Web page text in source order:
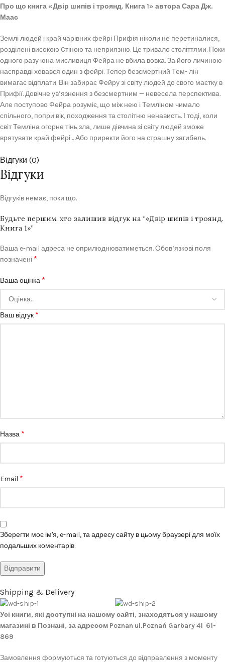
Про що книга «Двір шипів і троянд. Книга 1» автора Сара Дж.
Маас
Землі людей і край чарівних фейрі Прифія ніколи не перетиналися,
розділені високою Cтіною та неприязню. Це тривало століттями. Поки
одного разу юна мисливиця Фейра не вбила вовка. За його личиною
насправді ховався один з фейрі. Тепер безсмертний Тем- лін
вимагає відплати. Він забирає Фейру зі світу людей до свого маєтку в
Прифії. Довічне ув’язнення з безсмертним — невесела перспектива.
Але поступово Фейра розуміє, що між нею і Темліном чимало
спільного, попри вік, походження та столітню ненависть. І тоді, коли
світ Темліна огорне тінь зла, лише дівчина зі світу людей зможе
врятувати край фейрі… Або приректи його на страшну загибель.
Відгуки (0)
Відгуки
Відгуків немає, поки що.
Будьте першим, хто залишив відгук на “«Двір шипів і троянд.
Книга 1»”
Ваша e-mail адреса не оприлюднюватиметься.Обов’язкові поля
позначені *
Ваша оцінка *
Ваш відгук *
Назва *
Email *
Зберегти моє ім'я, e-mail, та адресу сайту в цьому браузері для моїх
подальших коментарів.
Shipping & Delivery
Усі книги, які доступні на нашому сайті, знаходяться у нашому
магазині в Познані, за адресом Poznan ul.Poznań Garbary 41 61-
869
Замовлення формуються та готуються до відправлення з моменту